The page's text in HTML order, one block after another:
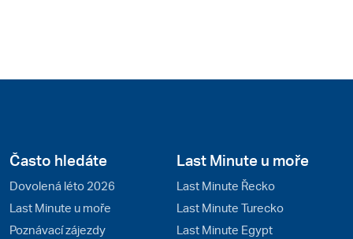
Často hledáte
Dovolená léto 2026
Last Minute u moře
Poznávací zájezdy
Last Minute u moře
Last Minute Řecko
Last Minute Turecko
Last Minute Egypt